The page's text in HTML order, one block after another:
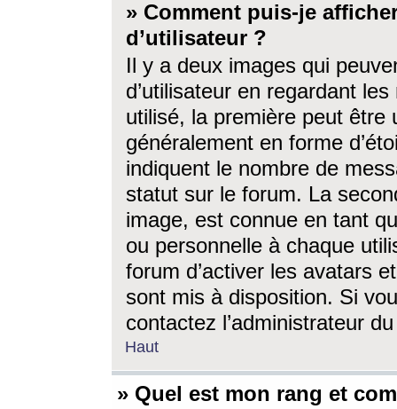
» Comment puis-je
d’utilisateur ?
Il y a deux images qui
d’utilisateur en regardant
utilisé, la première peut être
généralement en forme
indiquent le nombre de
statut sur le forum. La
image, est connue en tant
ou personnelle à chaque
forum d’activer les avatars
sont mis à disposition. Si
contactez l’administrateur
Haut
» Quel est mon rang et